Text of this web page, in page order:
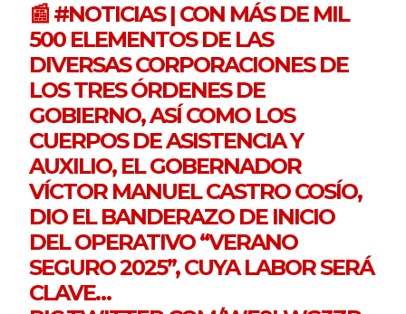
📰 #NOTICIAS| CON MÁS DE MIL
500 ELEMENTOS DE LAS
DIVERSAS CORPORACIONES DE
LOS TRES ÓRDENES DE
GOBIERNO, ASÍ COMO LOS
CUERPOS DE ASISTENCIA Y
AUXILIO, EL GOBERNADOR
VÍCTOR MANUEL CASTRO COSÍO,
DIO EL BANDERAZO DE INICIO
DEL OPERATIVO “VERANO
SEGURO 2025”, CUYA LABOR SERÁ
CLAVE…